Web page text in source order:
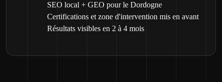
SEO local + GEO pour le Dordogne
Certifications et zone d'intervention mis en avant
Résultats visibles en 2 à 4 mois